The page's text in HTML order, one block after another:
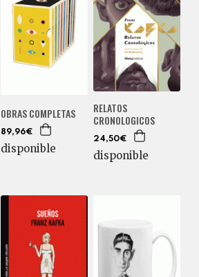
OBRAS COMPLETAS
89,96€
disponible
RELATOS
CRONOLOGICOS
24,50€
disponible